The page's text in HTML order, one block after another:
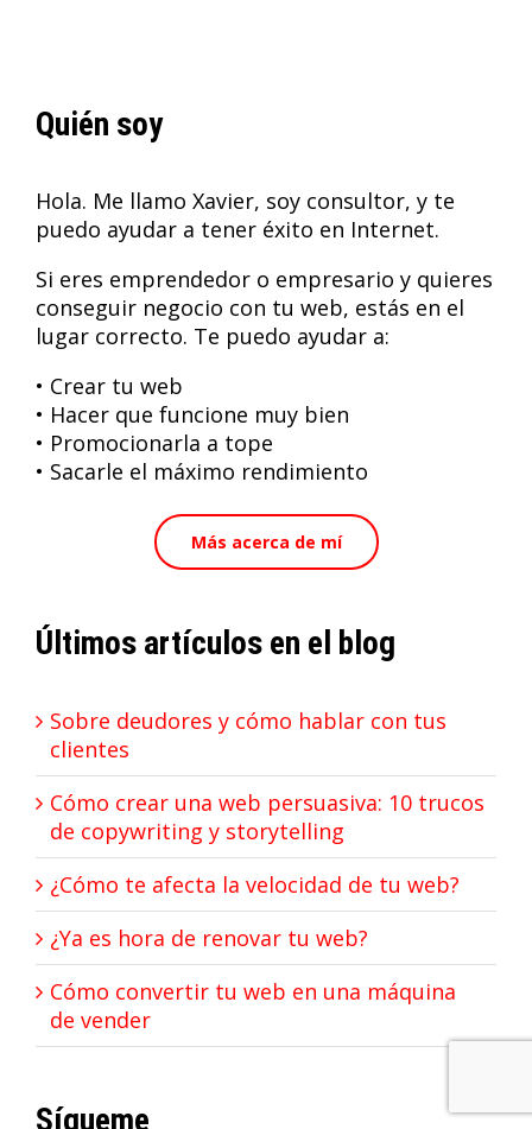
Quién soy
Hola. Me llamo Xavier, soy consultor, y te
puedo ayudar a tener éxito en Internet.
Si eres emprendedor o empresario y quieres
conseguir negocio con tu web, estás en el
lugar correcto. Te puedo ayudar a:
• Crear tu web
• Hacer que funcione muy bien
• Promocionarla a tope
• Sacarle el máximo rendimiento
Más acerca de mí
Últimos artículos en el blog
Sobre deudores y cómo hablar con tus
clientes
Cómo crear una web persuasiva: 10 trucos
de copywriting y storytelling
¿Cómo te afecta la velocidad de tu web?
¿Ya es hora de renovar tu web?
Cómo convertir tu web en una máquina
de vender
Sígueme